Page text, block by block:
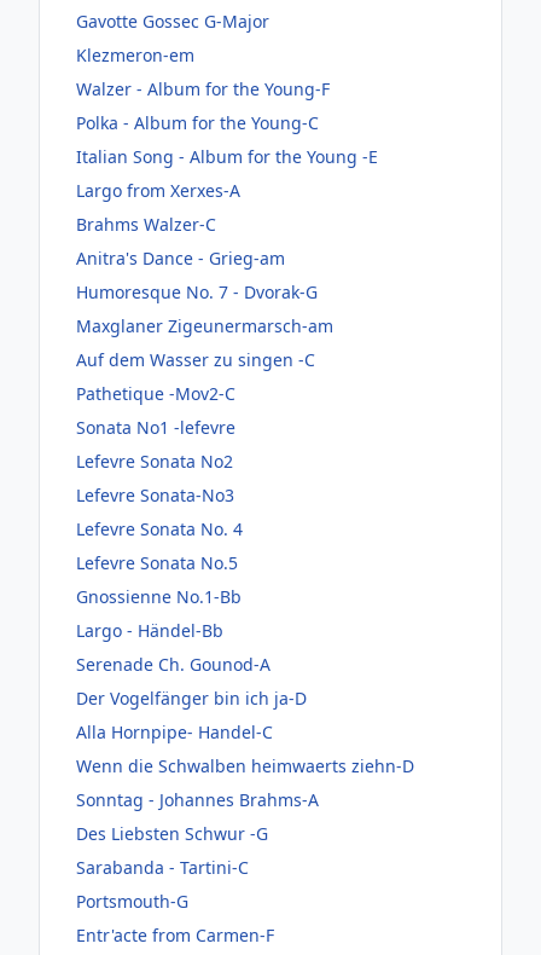
Gavotte Gossec G-Major
Klezmeron-em
Walzer - Album for the Young-F
Polka - Album for the Young-C
Italian Song - Album for the Young -E
Largo from Xerxes-A
Brahms Walzer-C
Anitra's Dance - Grieg-am
Humoresque No. 7 - Dvorak-G
Maxglaner Zigeunermarsch-am
Auf dem Wasser zu singen -C
Pathetique -Mov2-C
Sonata No1 -lefevre
Lefevre Sonata No2
Lefevre Sonata-No3
Lefevre Sonata No. 4
Lefevre Sonata No.5
Gnossienne No.1-Bb
Largo - Händel-Bb
Serenade Ch. Gounod-A
Der Vogelfänger bin ich ja-D
Alla Hornpipe- Handel-C
Wenn die Schwalben heimwaerts ziehn-D
Sonntag - Johannes Brahms-A
Des Liebsten Schwur -G
Sarabanda - Tartini-C
Portsmouth-G
Entr'acte from Carmen-F